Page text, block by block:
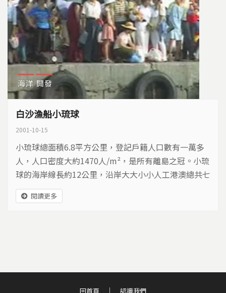
海洋 開發
白沙漁船小琉球
2001-10-15
小琉球總面積6.8平方公里，登記戶籍人口數有一萬多
人，人口密度大約1470人/m²，是所有離島之冠。小琉
球的海岸線長約12公里，沿岸大大小小人工港澳總共七
個，平均不到兩公里就有一個人工港澳。小琉球漁業人
口曾達100%，目前仍有70%的居民以漁為業。民國86
閱讀更多
回首頁 認識我們